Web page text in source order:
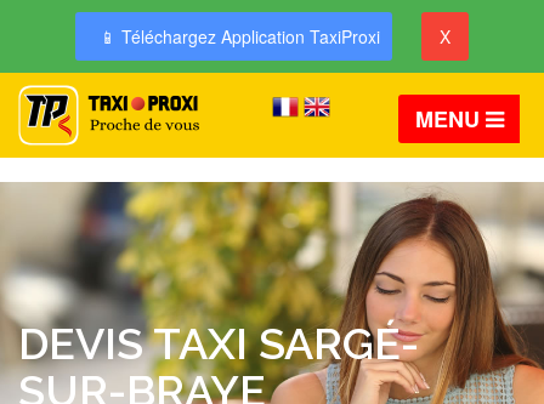
📱 Téléchargez Application TaxiProxi X
MENU
DEVIS TAXI SARGÉ-
SUR-BRAYE